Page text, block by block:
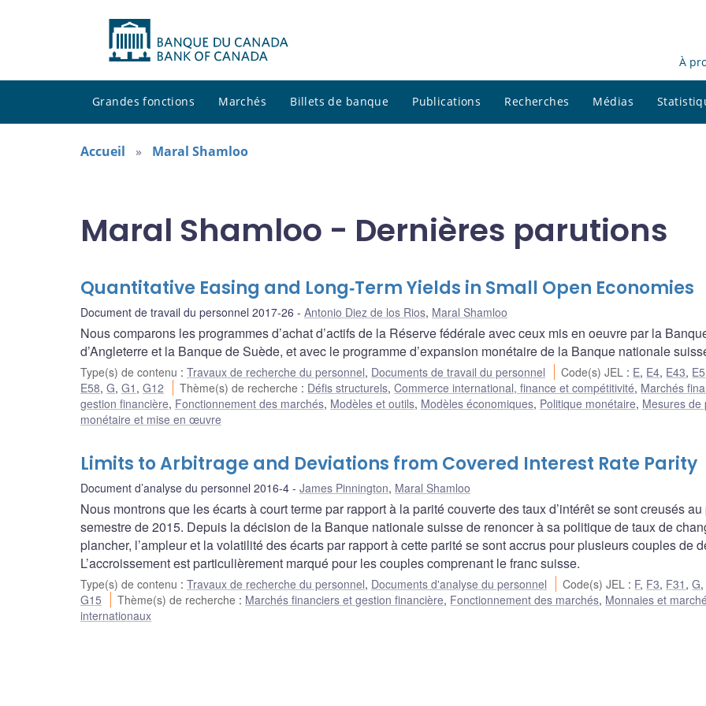
À
Grandes fonctions Marchés Billets de banque Publications Recherches Médias
Accueil Maral Shamloo
Maral Shamloo - Dernières parutions
Quantitative Easing and Long‐Term Yields in Small Open Economies
Document de travail du personnel 2017-26 Antonio Diez de los Rios, Maral Shamloo
Nous comparons les programmes d’achat d’actifs de la Réserve fédérale avec ceux mis en oeuvre par la
d’Angleterre et la Banque de Suède, et avec le programme d’expansion monétaire de la Banque nationale
Type(s) de contenu : Travaux de recherche du personnel, Documents de travail du personnel Code(s) JEL : E, E4, E43, E5
E58, G, G1 , G12 Thème(s) de recherche : Défis structurels,Commerce international, finance et compétitivité, Marchés
gestion financière, Fonctionnement des marchés, Modèles et outils, Modèles économiques, Politique monétaire, Mesures de
monétaire et mise en œuvre
Limits to Arbitrage and Deviations from Covered Interest Rate Parity
Document d’analyse du personnel 2016-4 James Pinnington, Maral Shamloo
Nous montrons que les écarts à court terme par rapport à la parité couverte des taux d’intérêt se sont creusés
semestre de 2015. Depuis la décision de la Banque nationale suisse de renoncer à sa politique de taux de
plancher, l’ampleur et la volatilité des écarts par rapport à cette parité se sont accrus pour plusieurs couples de
L’accroissement est particulièrement marqué pour les couples comprenant le franc suisse.
Type(s) de contenu : Travaux de recherche du personnel, Documents d'analyse du personnel Code(s) JEL : F, F3, F31 ,G
G15
Thème(s) de recherche : Marchés financiers et gestion financière, Fonctionnement des marchés, Monnaies et
internationaux